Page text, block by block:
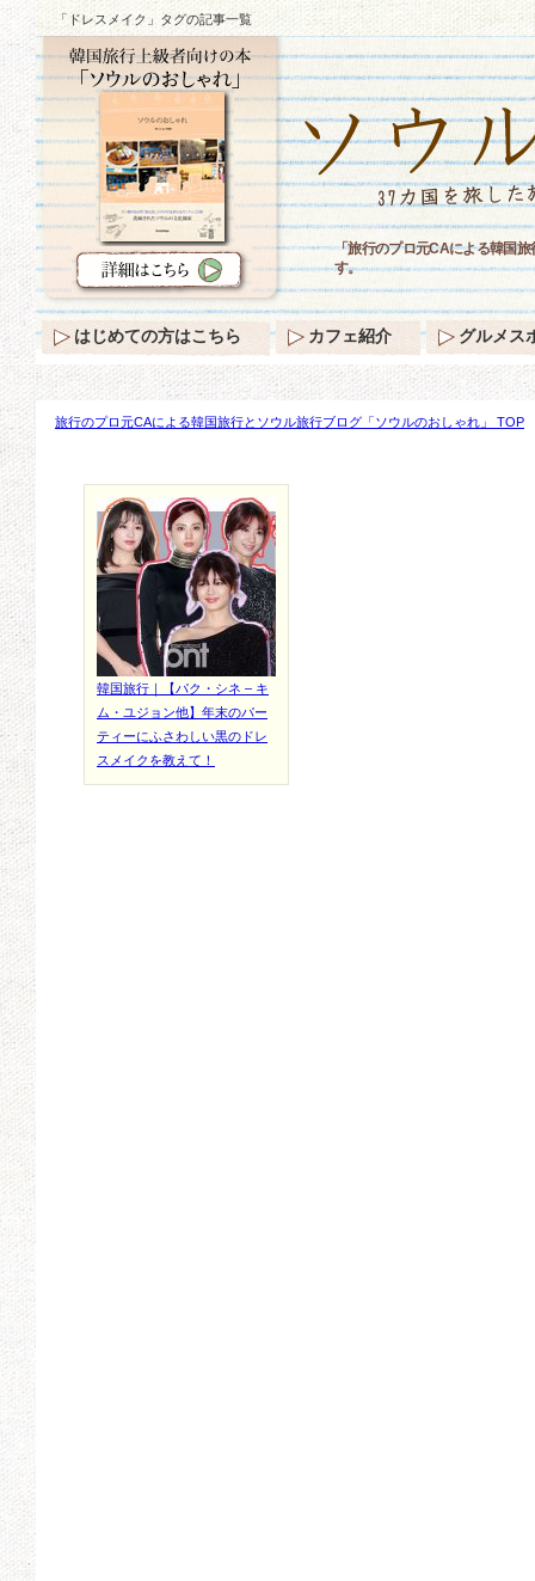
「ドレスメイク」タグの記事一覧
旅行のプロ元CAによる韓国旅行とソウル旅行ブログ「ソウルのおしゃれ」 TOP
韓国旅行｜【パク・シネ – キ
ム・ユジョン他】年末のパー
ティーにふさわしい黒のドレ
スメイクを教えて！
「旅行のプロ元CAによる韓国
す。
はじめての方はこちら カフェ紹介 グルメス